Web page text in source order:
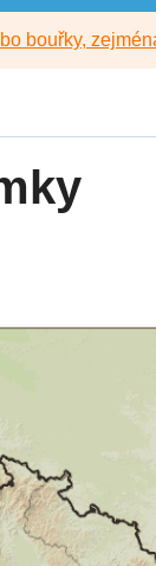
bouřky,